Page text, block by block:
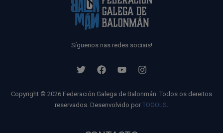
Síguenos nas redes sociais!
Copyright © 2026 Federación Galega de Balonmán. Todos os dereitos
reservados. Desenvolvido por TOOOLS